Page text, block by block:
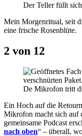
Der Teller füllt
Mein Morgenritual, seit
eine frische Rosenblüte.
2 von 12
De Mikrofon tritt
Ein Hoch auf die
Mikrofon macht sich auf
gemeinsame Podcast
nach oben“ – überall,